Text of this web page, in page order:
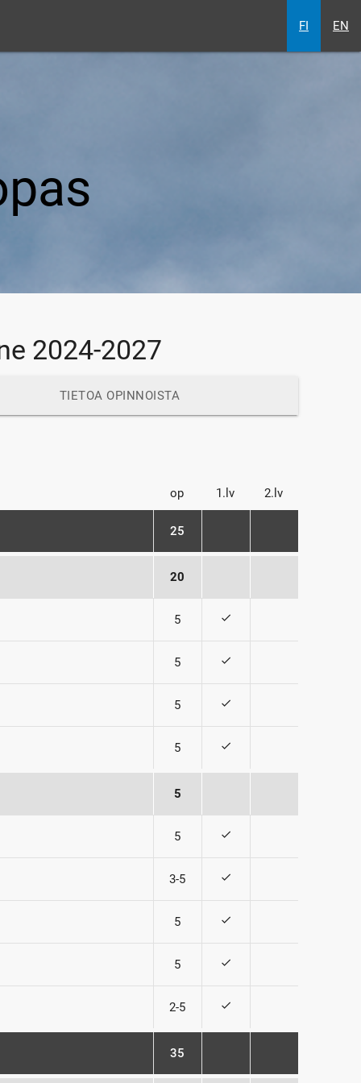
FI EN
2024-2027
TIETOA OPINNOISTA
op 1.lv 2.lv
25
20
5 check
5 check
5 check
5 check
5
5 check
3-5 check
5 check
5 check
2-5 check
35